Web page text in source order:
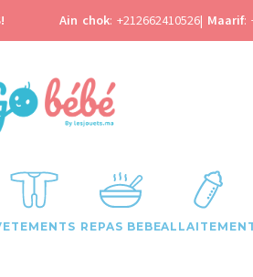
Ain chok: +212662410526| Maarif:
REPAS BEBE